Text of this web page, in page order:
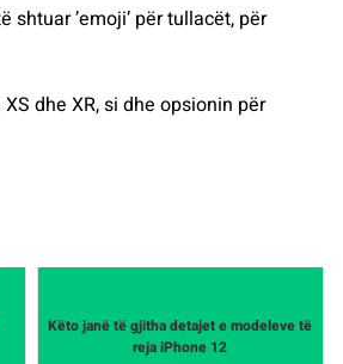
shtuar ’emoji’ për tullacët, për
dhe XR, si dhe opsionin për
Këto janë të gjitha detajet e modeleve të
reja iPhone 12